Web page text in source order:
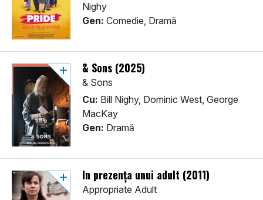
Nighy
Gen: Comedie, Dramă
& Sons (2025)
& Sons
Cu: Bill Nighy, Dominic West, George
MacKay
Gen: Dramă
În prezența unui adult (2011)
Appropriate Adult